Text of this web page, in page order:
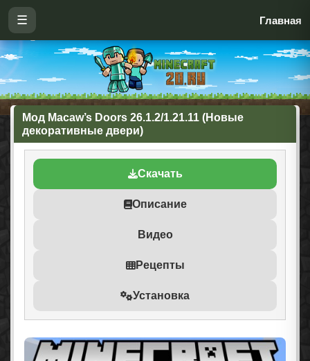
☰ Главная
Мод Macaw’s Doors 26.1.2/1.21.11 (Новые
декоративные двери)
Скачать
Описание
Видео
Рецепты
Установка